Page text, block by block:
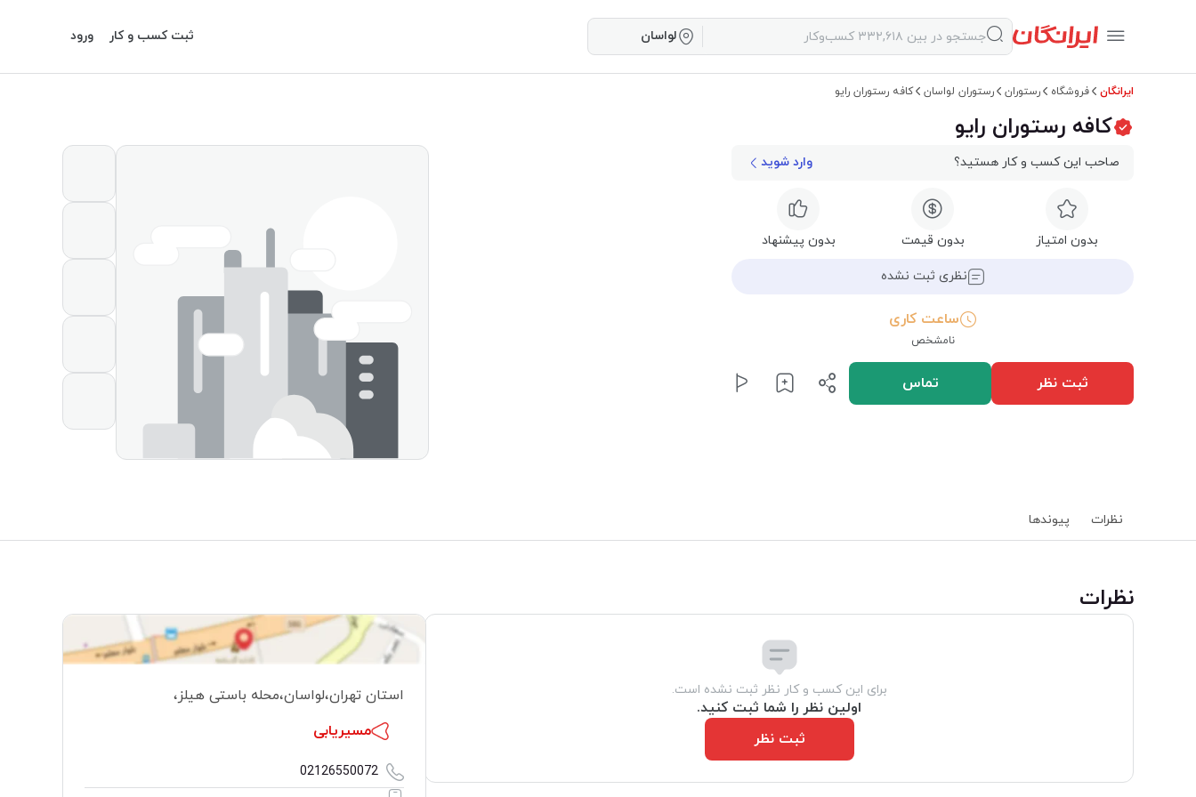
لواسان ثبت کسب و کار ورود
ایرانگان فروشگاه رستوران رستوران لواسان کافه رستوران رایو
کافه رستوران رایو
صاحب این کسب و کار هستید؟ وارد شوید
بدون امتیاز بدون قیمت بدون پیشنهاد
نظری ثبت نشده
ساعت کاری
نامشخص
ثبت نظر تماس
نظرات پیوند‌ها
‌نظرات
برای این کسب و کار نظر ثبت نشده است.
اولین نظر را شما ثبت کنید.
ثبت نظر
استان تهران،لواسان،محله باستی هیلز،
مسیریابی
02126550072